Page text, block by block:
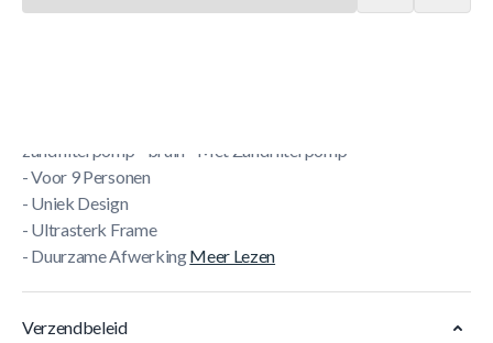
zandfilterpomp - bruin
- Met Zandfilterpomp
- Voor 9 Personen
- Uniek Design
- Ultrasterk Frame
- Duurzame AfwerkingMeer Lezen
Verzendbeleid